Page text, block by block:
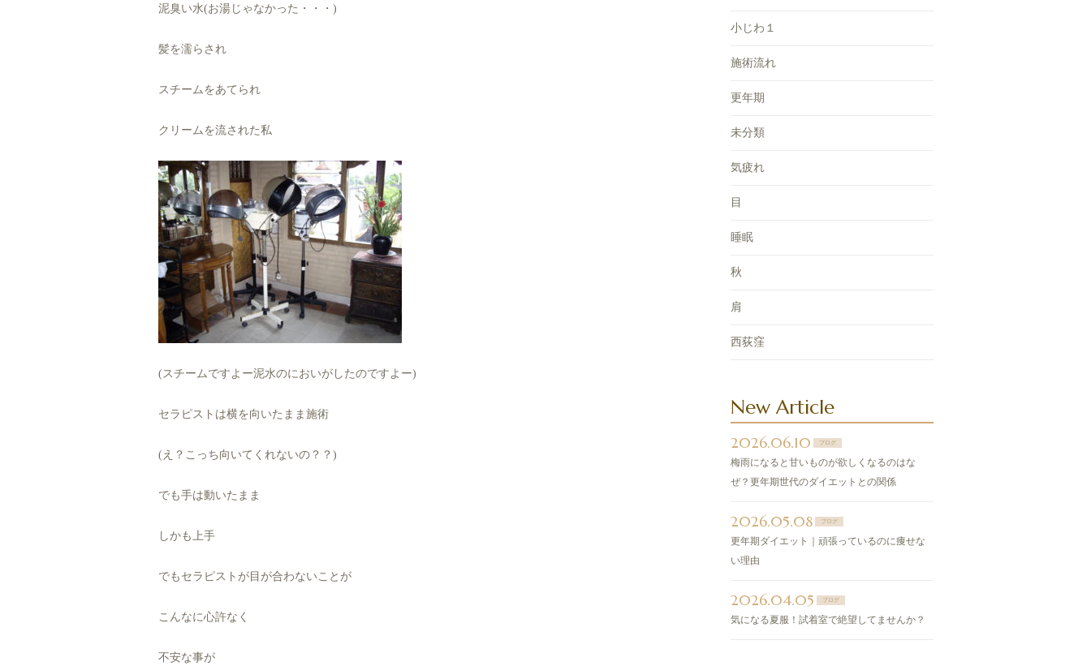
泥臭い水(お湯じゃなかった・・・)
髪を濡らされ
スチームをあてられ
クリームを流された私
(スチームですよー泥水のにおいがしたのですよー)
セラピストは横を向いたまま施術
(え？こっち向いてくれないの？？)
でも手は動いたまま
しかも上手
でもセラピストが目が合わないことが
こんなに心許なく
不安な事が
小じわ１
施術流れ
更年期
未分類
気疲れ
目
睡眠
秋
肩
西荻窪
New Article
2026.06.10 ブログ
梅雨になると甘いものが欲しくなるのはな
ぜ？更年期世代のダイエットとの関係
2026.05.08 ブログ
更年期ダイエット｜頑張っているのに痩せな
い理由
2026.04.05 ブログ
気になる夏服！試着室で絶望してませんか？